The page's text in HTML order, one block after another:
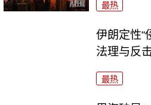
最热
伊朗定性“
法理与反
最热